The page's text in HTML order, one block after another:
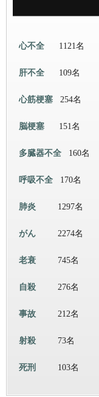
心不全 1121名
肝不全 109名
心筋梗塞 254名
脳梗塞 151名
多臓器不全 160名
呼吸不全 170名
肺炎 1297名
がん 2274名
老衰 745名
自殺 276名
事故 212名
射殺 73名
死刑 103名